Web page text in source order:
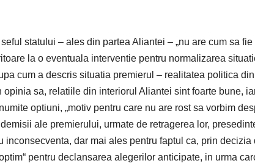
statului – ales din partea Aliantei – „nu are cum sa
la o eventuala interventie pentru normalizarea
cum a descris situatia premierul – realitatea politica
opinia sa, relatiile din interiorul Aliantei sint foarte bune,
optiuni, „motiv pentru care nu are rost sa vorbim
ale premierului, urmate de retragerea lor,
dar mai ales pentru faptul ca, prin decizia
pentru declansarea alegerilor anticipate, in urma